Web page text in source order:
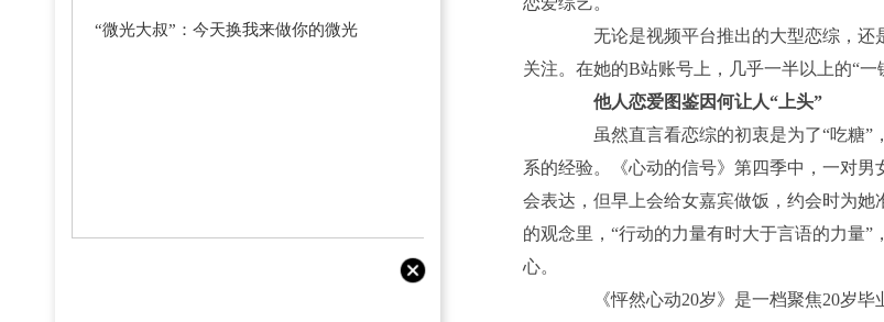
“微光大叔”：今天换我来做你的微光
无论是视频平台推出的大型恋综，还
关注。在她的B站账号上，几乎一半以上的“一
他人恋爱图鉴因何让人“上头”
虽然直言看恋综的初衷是为了“吃糖”
系的经验。《心动的信号》第四季中，一对
会表达，但早上会给女嘉宾做饭，约会时为
的观念里，“行动的力量有时大于言语的力量
心。
《怦然心动20岁》是一档聚焦20岁毕